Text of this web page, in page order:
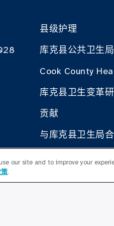
县级护理
库克县公共卫生局
Cook County
库克县卫生变革
贡献
与库克县卫生局
our site and to improve your
.